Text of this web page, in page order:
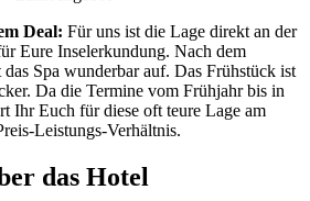
Deal: Für uns ist die Lage direkt an der
Eure Inselerkundung. Nach dem
Spa wunderbar auf. Das Frühstück ist
Da die Termine vom Frühjahr bis in
Ihr Euch für diese oft teure Lage am
Leistungs-Verhältnis.
das Hotel